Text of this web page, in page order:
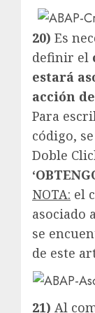
20) Es
definir el
estará
acción
Para
código,
Doble
NOTA: el
asociado
se
de este
21) Al